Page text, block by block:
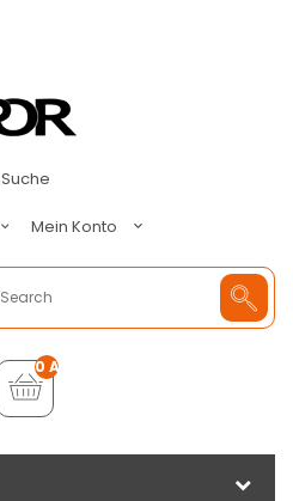
Suche
Mein Konto
0 Artikel - €0,00